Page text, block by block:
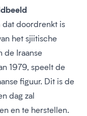
dat doordrenkt is
het sjiitische
de Iraanse
1979, speelt de
figuur. Dit is de
dag zal
en te herstellen.